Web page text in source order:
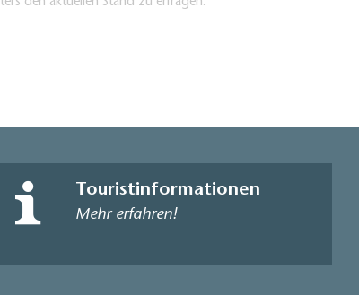
Touristinformationen
Mehr erfahren!